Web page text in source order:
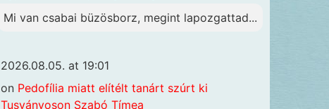
Mi van csabai büzösborz, megint lapozgattad...
2026.08.05. at 19:01
on Pedofília miatt elítélt tanárt szúrt ki
Tusványoson Szabó Tímea